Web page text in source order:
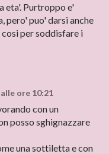
eta'. Purtroppo e'
pero' puo' darsi anche
per soddisfare i
ore 10:21
con un
posso sghignazzare
una sottiletta e con